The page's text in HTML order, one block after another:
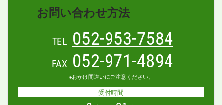
お問い合わせ方法
TEL 052-953-7584
FAX 052-971-4894
※おかけ間違いにご注意ください。
受付時間